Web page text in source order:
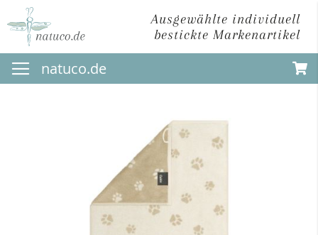
Ausgewählte individuell
bestickte Markenartikel
Direkt
zum
Inhalt
natuco.de